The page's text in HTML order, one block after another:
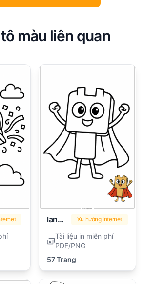
màu liên quan
lankybox Xu hướng Internet
Tài liệu in miễn phí
PDF/PNG
57 Trang